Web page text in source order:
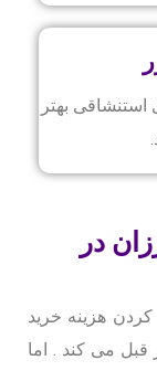
بهتر
در
کردن هزینه خرید
قبل می کند . اما